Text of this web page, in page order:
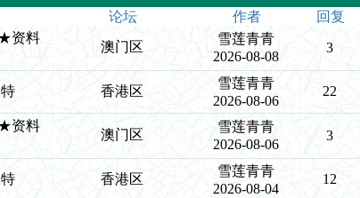
论坛 作者 回复
资料
澳门区
雪莲青青
2026-08-08
3
香港区
雪莲青青
2026-08-06
22
资料
澳门区
雪莲青青
2026-08-06
3
香港区
雪莲青青
2026-08-04
12